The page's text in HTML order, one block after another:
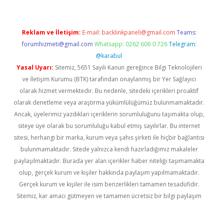
Reklam ve İletişim: E-mail: backlinkpaneli@gmail.com Teams:
forumhizmeti@gmail.com Whatsapp: 0262 606 0 726 Telegram:
@karabul
Yasal Uyarı: Sitemiz, 5651 Sayılı Kanun gereğince Bilgi Teknolojileri
ve İletişim Kurumu (BTK) tarafından onaylanmış bir Yer Sağlayıcı
olarak hizmet vermektedir. Bu nedenle, sitedeki içerikleri proaktif
olarak denetleme veya araştırma yükümlülüğümüz bulunmamaktadır.
Ancak, üyelerimiz yazdıkları içeriklerin sorumluluğunu taşımakta olup,
siteye üye olarak bu sorumluluğu kabul etmiş sayılırlar. Bu internet
sitesi, herhangi bir marka, kurum veya şahıs şirketi ile hiçbir bağlantısı
bulunmamaktadır. Sitede yalnızca kendi hazırladığımız makaleler
paylaşılmaktadır. Burada yer alan içerikler haber niteliği taşımamakta
olup, gerçek kurum ve kişiler hakkında paylaşım yapılmamaktadır.
Gerçek kurum ve kişiler ile isim benzerlikleri tamamen tesadüfidir.
Sitemiz, kar amacı gütmeyen ve tamamen ücretsiz bir bilgi paylaşım